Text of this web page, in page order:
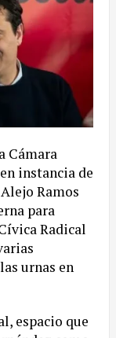
Cámara
instancia de
Ramos
para
Radical
urnas en
espacio que